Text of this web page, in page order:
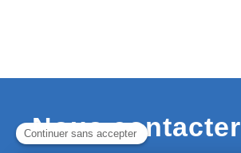
Nous contacter